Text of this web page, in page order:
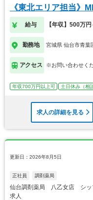
《東北エリア担当》
給与 【年収】500万
勤務地 宮城県 仙台市青葉
アクセス ※お問い合わせく
年収700万円以上可 土日休み（相
求人の詳細を見る
更新日：2026年8月5日
正社員 調剤薬局
仙台調剤薬局 八乙女店 シッ
求人